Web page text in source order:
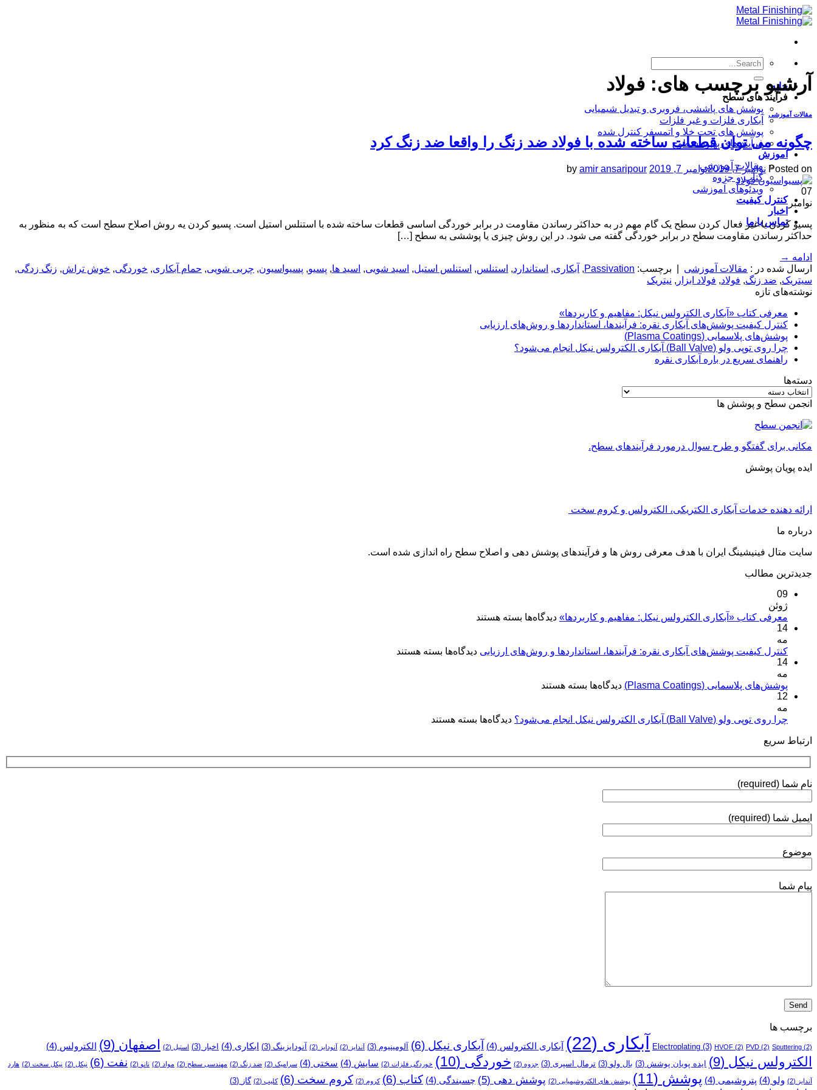
Skip
to
خانه
فرآیند های سطح
پوشش های پاششی، فروبری و تبدیل شیمیایی
آبکاری فلزات و غیر فلزات
پوشش های تحت خلا و اتمسفر کنترل شده
فرآیند های بهبود سطوح
آموزش
مقالات آموزشی
کتاب و جزوه
ویدئوهای آموزشی
کنترل کیفیت
اخبار
تماس با ما
آرشیو برچسب های: فولاد
مقالات آموزشی
چگونه می توان قطعات ساخته شده با فولاد ضد زنگ را واقعا ضد زنگ کرد
Posted on نوامبر 7, 2019 نوامبر 7, 2019 by amir ansaripour
07
نوامبر
پسیو کردن یا غیر فعال کردن سطح یک گام مهم در به حداکثر رساندن مقاومت در برابر خوردگی اساسی قطعات ساخته شده با استنلس استیل است. پسیو کردن یه روش اصلاح سطح است که به منظور به
حداکثر رساندن مقاومت سطح در برابر خوردگی گفته می شود. در این روش چیزی یا پوششی به سطح […]
ادامه →
ارسال شده در : مقالات آموزشی برچسب: Passivation
, آبکاری, استاندارد, استنلس, استنلس استیل, اسید شویی, اسید ها, پسیو, پسیواسیون, چربی شویی, حمام آبکاری, خوردگی, خوش تراش, زنگ زدگی,
سیتریک, ضد زنگ, فولاد, فولاد ابزار , نیتریک
نوشته‌های تازه
معرفی کتاب «آبکاری الکترولس نیکل: مفاهیم و کاربردها»
کنترل کیفیت پوشش‌های آبکاری نقره: فرآیندها، استانداردها و روش‌های ارزیابی
پوشش‌های پلاسمایی (Plasma Coatings)
چرا روی توپی‌ ولو (Ball Valve) آبکاری الکترولس نیکل انجام می‌شود؟
راهنمای سریع در باره آبکاری نقره
دسته‌ها
دسته‌ها
انجمن سطح و پوشش ها
مکانی برای گفتگو و طرح سوال درمورد فرآیندهای سطح.
ایده پویان پوشش
ارائه دهنده خدمات آبکاری الکتریکی، الکترولس و کروم سخت
درباره ما
سایت متال فینیشینگ ایران با هدف معرفی روش ها و فرآیندهای پوشش دهی و اصلاح سطح راه اندازی شده است.
جدیدترین مطالب
09
ژوئن
معرفی کتاب «آبکاری الکترولس نیکل: مفاهیم و کاربردها» دیدگاه‌ها برای
«آبکاری
بسته هستند
14
مه
کنترل کیفیت پوشش‌های آبکاری نقره: فرآیندها، استانداردها و روش‌های ارزیابی دیدگاه‌ها برای
فرآیندها،
روش‌های
ارزیابی
بسته هستند
14
مه
پوشش‌های پلاسمایی (Plasma Coatings)
دیدگاه‌ها برای
(Plasma
بسته هستند
12
مه
چرا روی توپی‌ ولو (Ball Valve) آبکاری الکترولس نیکل انجام می‌شود؟
دیدگاه‌ها برای
ولو
بسته هستند
ارتباط سریع
نام شما (required)
ایمیل شما (required)
موضوع
پیام شما
برچسب ها
Electroplating (3) HVOF (2) PVD (2) Sputtering (2) آبکاری (22) آبکاری الکترولس (4) آبکاری نیکل (6) آلومینیوم (3) آندایز (2) آنودایز (2) آنودایزینگ (3) ابکاری (4) اخبار (3) استیل (2) اصفهان (9) الکترولس (4)
الکترولس نیکل (9) ایده پویان پوشش (3) بال ولو (3) ترمال اسپری (3) جزوه (2) خوردگی (10) خوردگی فلزات (2) سایش (4) سختی (4) سرامیک (2) ضد زنگ (2) مهندسی سطح (2) مواد (2) نانو (2) نفت (6) نیکل (2) نیکل سخت (2) هارد
آندایز (2) ولو (4) پتروشیمی (4) پوشش (11) پوشش­ های الکتروشیمیایی (2) پوشش دهی (5) چسبندگی (4) کتاب (6) کروم (2) کروم سخت (6) کلیپ (2) گاز (3)